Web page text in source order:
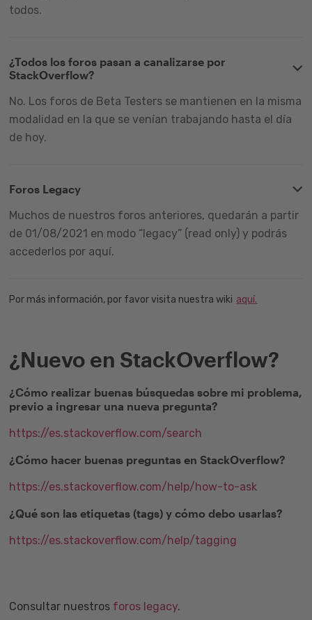
todos.
¿Todos los foros pasan a canalizarse por
StackOverflow?
No. Los foros de Beta Testers se mantienen en la misma
modalidad en la que se venían trabajando hasta el día
de hoy.
Foros Legacy
Muchos de nuestros foros anteriores, quedarán a partir
de 01/08/2021 en modo “legacy” (read only) y podrás
accederlos por aquí.
Por más información, por favor visita nuestra wiki aquí.
¿Nuevo en StackOverflow?
¿Cómo realizar buenas búsquedas sobre mi problema,
previo a ingresar una nueva pregunta?
https://es.stackoverflow.com/search
¿Cómo hacer buenas preguntas en StackOverflow?
https://es.stackoverflow.com/help/how-to-ask
¿Qué son las etiquetas (tags) y cómo debo usarlas?
https://es.stackoverflow.com/help/tagging
Consultar nuestros foros legacy.